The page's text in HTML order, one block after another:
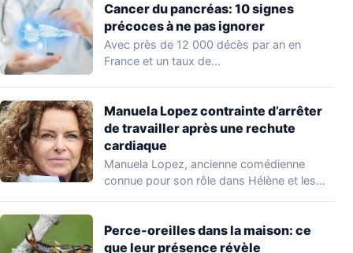
Cancer du pancréas: 10 signes
précoces à ne pas ignorer
Avec près de 12 000 décès par an en
France et un taux de…
Manuela Lopez contrainte d’arrêter
de travailler après une rechute
cardiaque
Manuela Lopez, ancienne comédienne
connue pour son rôle dans Hélène et les
Perce-oreilles dans la maison: ce
que leur présence révèle